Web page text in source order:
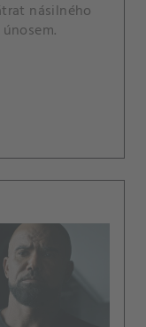
násilného